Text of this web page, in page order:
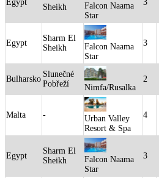
Egypt
Sheikh
Falcon Naama
Star
3
Egypt
Sharm El
Sheikh
Falcon Naama
Star
3
Bulharsko
Slunečné
Pobřeží
Nimfa/Rusalka
2
Malta -
Urban Valley
Resort & Spa
4
Egypt
Sharm El
Sheikh
Falcon Naama
Star
3